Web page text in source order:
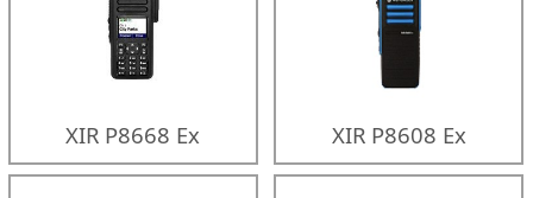
XIR P8668 Ex XIR P8608 Ex